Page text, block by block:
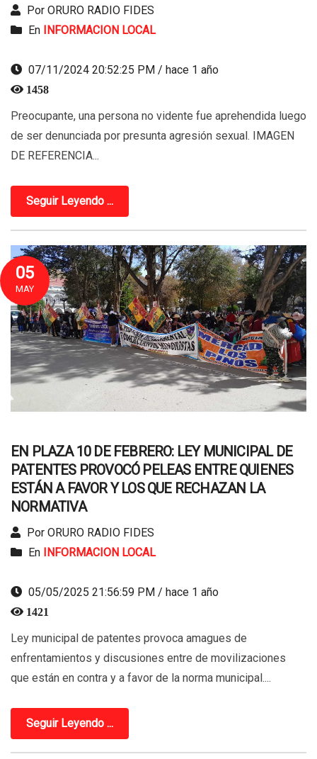
Por ORURO RADIO FIDES
En
INFORMACION LOCAL
07/11/2024 20:52:25 PM / hace 1 año
1458
Preocupante, una persona no vidente fue aprehendida luego
de ser denunciada por presunta agresión sexual. IMAGEN
DE REFERENCIA...
Seguir Leyendo ...
05
MAY
EN PLAZA 10 DE FEBRERO: LEY MUNICIPAL DE
PATENTES PROVOCÓ PELEAS ENTRE QUIENES
ESTÁN A FAVOR Y LOS QUE RECHAZAN LA
NORMATIVA
Por ORURO RADIO FIDES
En
INFORMACION LOCAL
05/05/2025 21:56:59 PM / hace 1 año
1421
Ley municipal de patentes provoca amagues de
enfrentamientos y discusiones entre de movilizaciones
que están en contra y a favor de la norma municipal....
Seguir Leyendo ...